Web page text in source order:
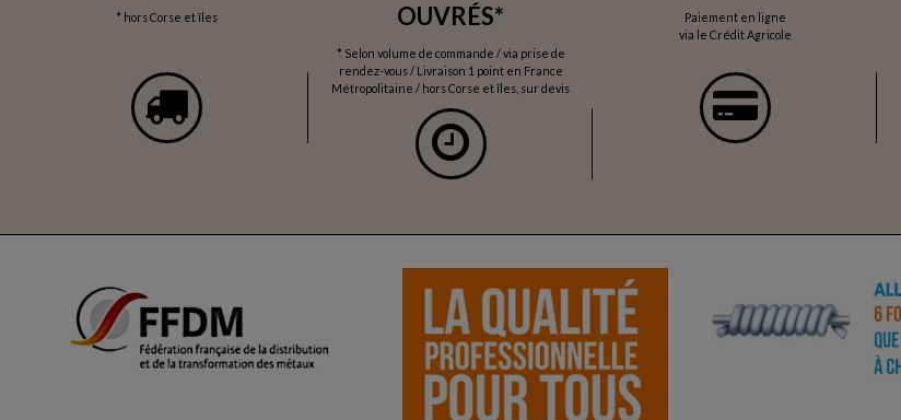
* hors Corse et îles
OUVRÉS*
* Selon volume de commande / via prise de
rendez-vous / Livraison 1 point en France
Métropolitaine / hors Corse et îles, sur devis
Paiement en ligne
via le Crédit Agricole